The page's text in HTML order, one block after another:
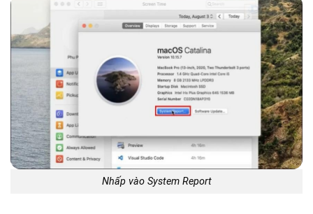
Nhấp vào System Report